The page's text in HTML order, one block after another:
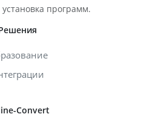
установка программ.
Convert